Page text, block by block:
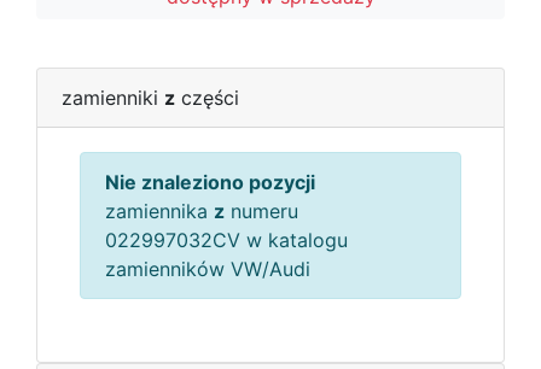
zamienniki z części
Nie znaleziono pozycji
zamiennika z numeru
022997032CV w katalogu
zamienników VW/Audi